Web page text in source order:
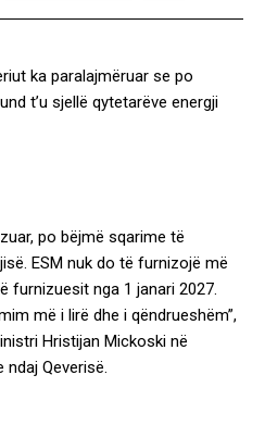
ka paralajmëruar se po
t’u sjellë qytetarëve energji
po bëjmë sqarime të
ESM nuk do të furnizojë më
furnizuesit nga 1 janari 2027.
më i lirë dhe i qëndrueshëm”,
Hristijan Mickoski në
Qeverisë.